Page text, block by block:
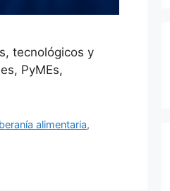
tecnológicos y
PyMEs,
alimentaria,